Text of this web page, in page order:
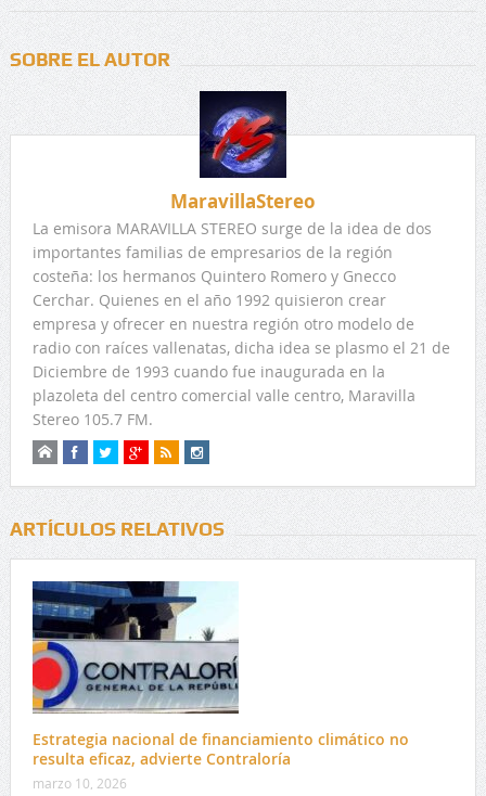
SOBRE EL AUTOR
MaravillaStereo
La emisora MARAVILLA STEREO surge de la idea de dos
importantes familias de empresarios de la región
costeña: los hermanos Quintero Romero y Gnecco
Cerchar. Quienes en el año 1992 quisieron crear
empresa y ofrecer en nuestra región otro modelo de
radio con raíces vallenatas, dicha idea se plasmo el 21 de
Diciembre de 1993 cuando fue inaugurada en la
plazoleta del centro comercial valle centro, Maravilla
Stereo 105.7 FM.
ARTÍCULOS RELATIVOS
Estrategia nacional de financiamiento climático no
resulta eficaz, advierte Contraloría
marzo 10, 2026